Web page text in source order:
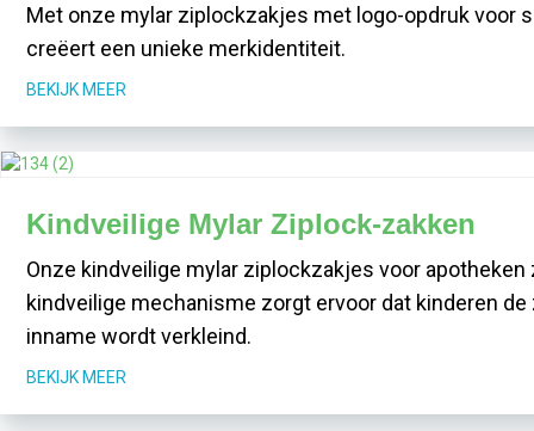
Met onze mylar ziplockzakjes met logo-opdruk voor
creëert een unieke merkidentiteit.
BEKIJK MEER
Kindveilige Mylar Ziplock-zakken
Onze kindveilige mylar ziplockzakjes voor
kindveilige mechanisme zorgt ervoor dat kinderen
inname wordt verkleind.
BEKIJK MEER